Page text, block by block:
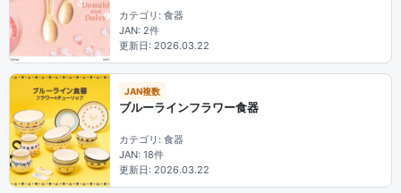
カテゴリ: 食器
JAN: 2件
更新日: 2026.03.22
JAN複数
ブルーラインフラワー食器
カテゴリ: 食器
JAN: 18件
更新日: 2026.03.22